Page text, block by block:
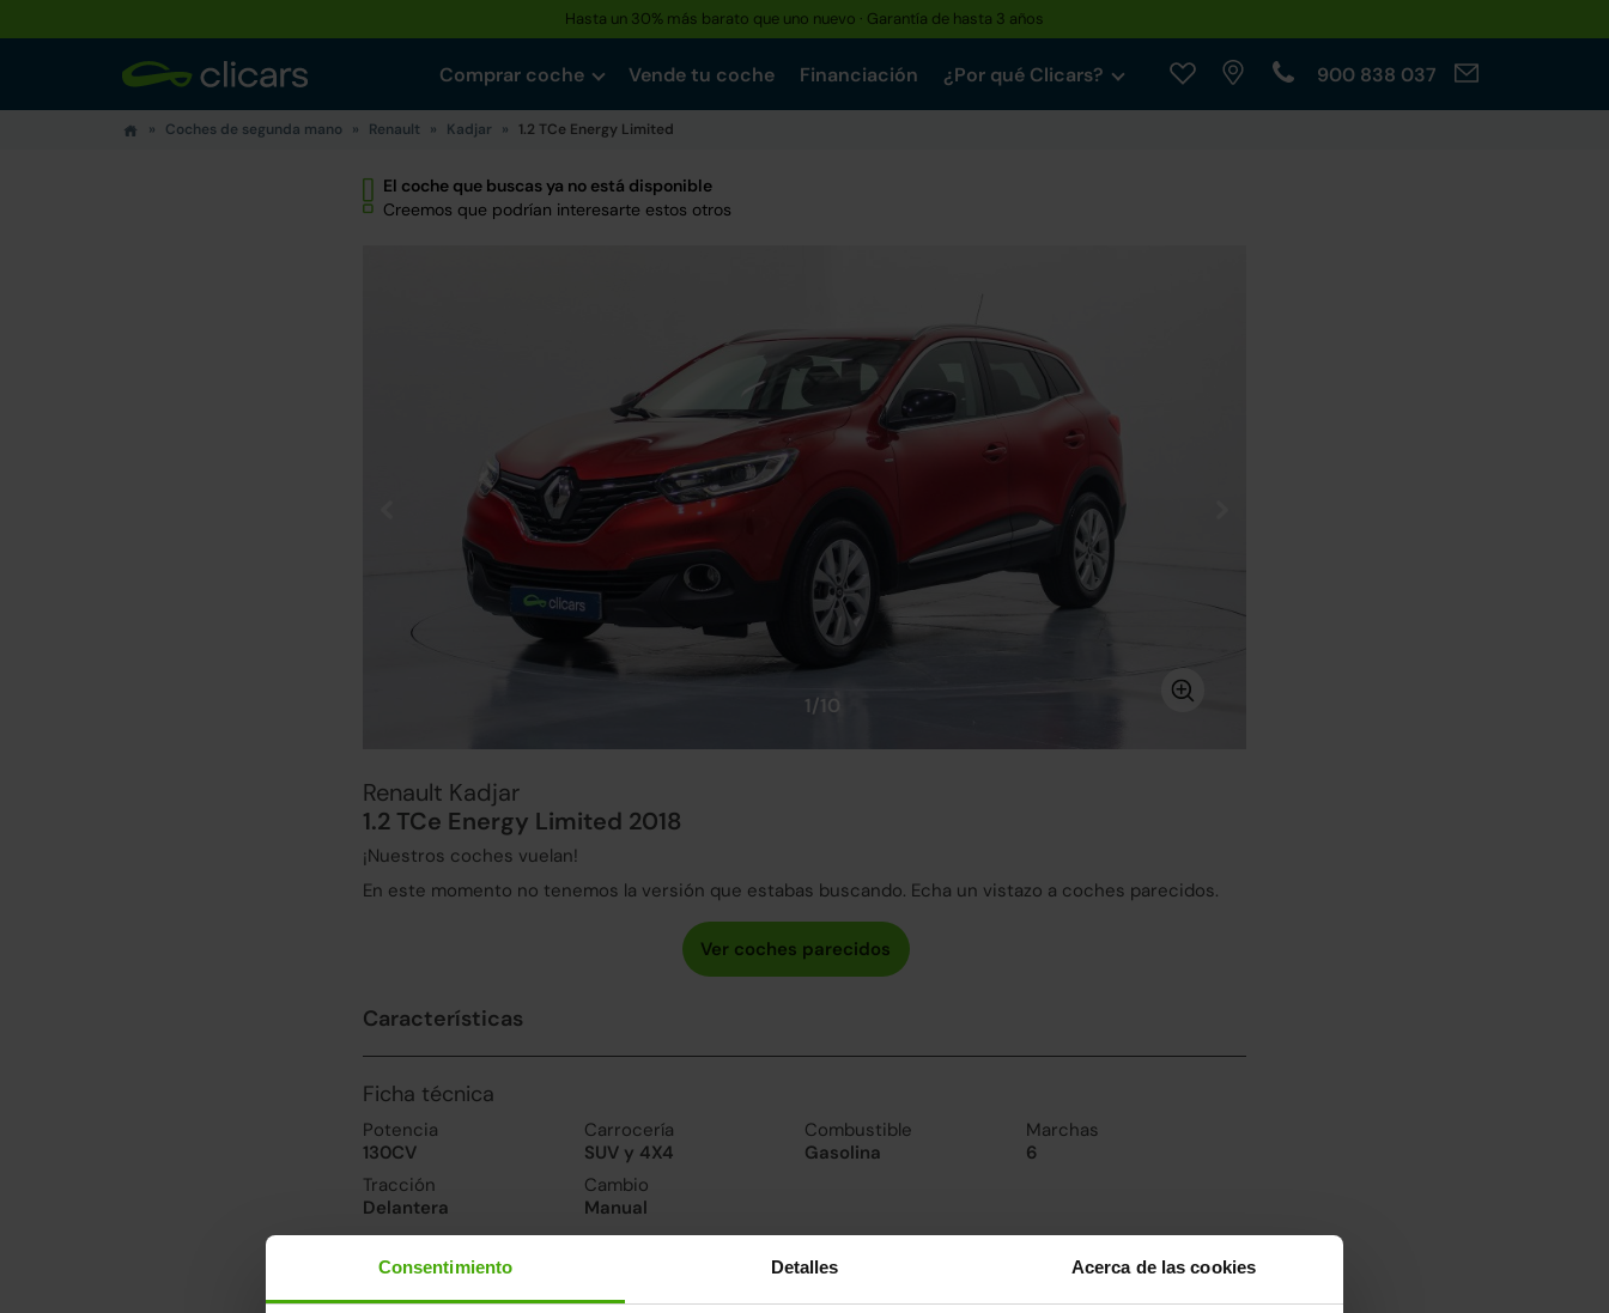
Consentimiento Detalles Acerca de las cookies
Hasta un 30% más barato que uno nuevo · Garantía de hasta 3 años
Comprar coche Vende tu coche Financiación ¿Por qué Clicars? 900 838 037
Coches de segunda mano Renault Kadjar 1.2 TCe Energy Limited
El coche que buscas ya no está disponible
Creemos que podrían interesarte estos otros
1/10
Renault Kadjar
1.2 TCe Energy Limited 2018
¡Nuestros coches vuelan!
En este momento no tenemos la versión que estabas buscando. Echa un vistazo a coches parecidos.
Características
Ficha técnica
Potencia
130CV
Carrocería
SUV y 4X4
Combustible
Gasolina
Marchas
6
Tracción
Delantera
Cambio
Manual
Prestaciones, consumo y emisiones